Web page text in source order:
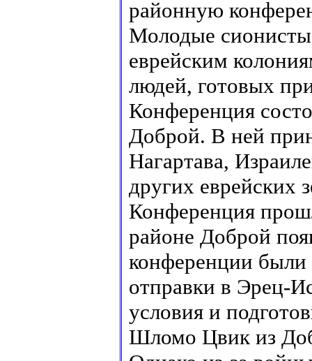
районную
Молодые
еврейским
людей, готовых
Конференция
Доброй. В ней
Нагартава,
других еврейских
Конференция
районе Доброй
конференции были
отправки в Эрец-
условия и
Шломо Цвик из